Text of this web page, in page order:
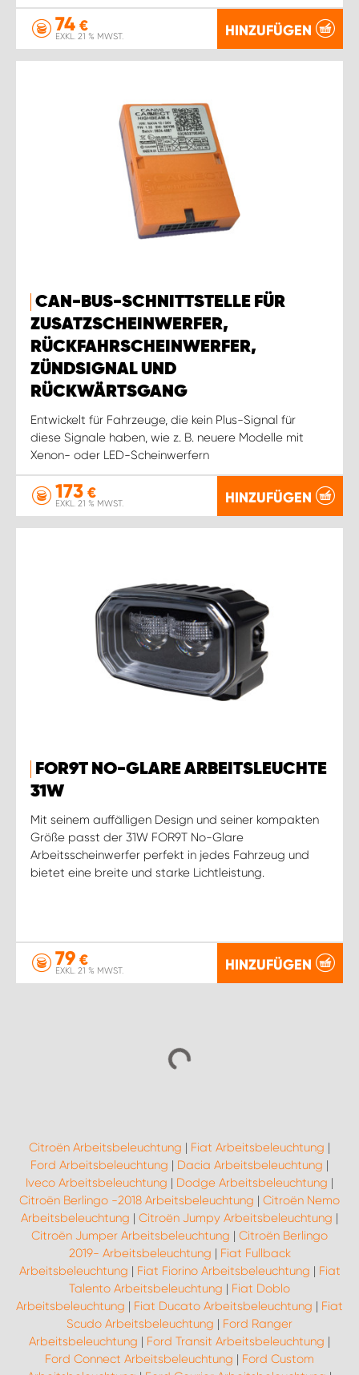
74 €
EXKL. 21 % MWST. HINZUFÜGEN
CAN-BUS-SCHNITTSTELLE FÜR
ZUSATZSCHEINWERFER,
RÜCKFAHRSCHEINWERFER,
ZÜNDSIGNAL UND
RÜCKWÄRTSGANG
Entwickelt für Fahrzeuge, die kein Plus-Signal für
diese Signale haben, wie z. B. neuere Modelle mit
Xenon- oder LED-Scheinwerfern
173 €
EXKL. 21 % MWST. HINZUFÜGEN
FOR9T NO-GLARE ARBEITSLEUCHTE
31W
Mit seinem auffälligen Design und seiner kompakten
Größe passt der 31W FOR9T No-Glare
Arbeitsscheinwerfer perfekt in jedes Fahrzeug und
bietet eine breite und starke Lichtleistung.
79 €
EXKL. 21 % MWST. HINZUFÜGEN
Citroën Arbeitsbeleuchtung | Fiat Arbeitsbeleuchtung |
Ford Arbeitsbeleuchtung | Dacia Arbeitsbeleuchtung |
Iveco Arbeitsbeleuchtung | Dodge Arbeitsbeleuchtung |
Citroën Berlingo -2018 Arbeitsbeleuchtung | Citroën Nemo
Arbeitsbeleuchtung | Citroën Jumpy Arbeitsbeleuchtung |
Citroën Jumper Arbeitsbeleuchtung | Citroën Berlingo
2019- Arbeitsbeleuchtung | Fiat Fullback
Arbeitsbeleuchtung | Fiat Fiorino Arbeitsbeleuchtung | Fiat
Talento Arbeitsbeleuchtung | Fiat Doblo
Arbeitsbeleuchtung | Fiat Ducato Arbeitsbeleuchtung | Fiat
Scudo Arbeitsbeleuchtung | Ford Ranger
Arbeitsbeleuchtung | Ford Transit Arbeitsbeleuchtung |
Ford Connect Arbeitsbeleuchtung | Ford Custom